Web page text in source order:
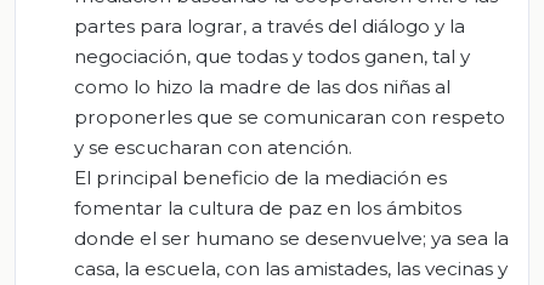
partes para lograr, a través del diálogo y la
negociación, que todas y todos ganen, tal y
como lo hizo la madre de las dos niñas al
proponerles que se comunicaran con respeto
y se escucharan con atención.
El principal beneficio de la mediación es
fomentar la cultura de paz en los ámbitos
donde el ser humano se desenvuelve; ya sea la
casa, la escuela, con las amistades, las vecinas y